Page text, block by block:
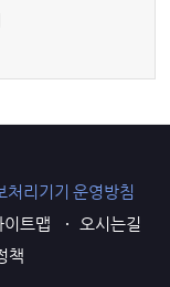
처리기기 운영방침
이트맵
오시는길
책